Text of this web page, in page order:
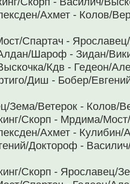
Ахмет - Колов/
Спартач -
Шароф - Зидан/
Кдв - Гедеон/
Диш - Бобер/
Зема/Ветерок - Колов/
Скорп - Мрдима/
Ахмет -
Доктороф -
Скорп - Ярославец/